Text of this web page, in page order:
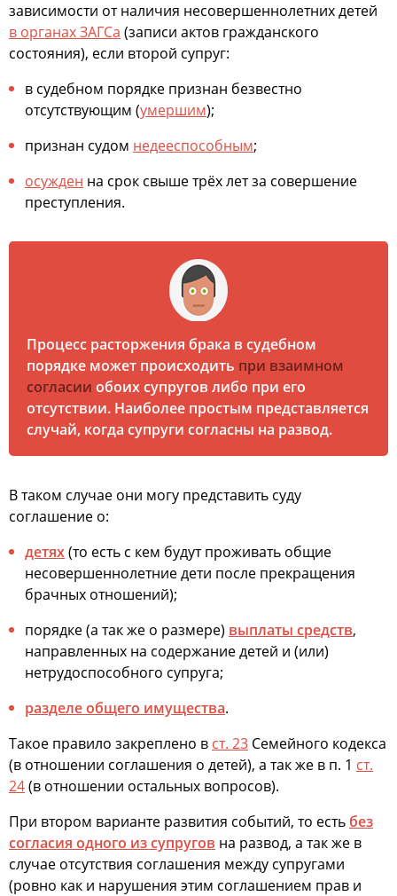
зависимости от наличия несовершеннолетних детей
в органах ЗАГСа (записи актов гражданского
состояния), если второй супруг:
в судебном порядке признан безвестно
отсутствующим (умершим);
признан судом недееспособным;
осужден на срок свыше трёх лет за совершение
преступления.
Процесс расторжения брака в судебном
порядке может происходить при взаимном
согласии обоих супругов либо при его
отсутствии. Наиболее простым представляется
случай, когда супруги согласны на развод.
В таком случае они могу представить суду
соглашение о:
детях(то есть с кем будут проживать общие
несовершеннолетние дети после прекращения
брачных отношений);
порядке (а так же о размере) выплаты средств,
направленных на содержание детей и (или)
нетрудоспособного супруга;
разделе общего имущества.
Такое правило закреплено в ст. 23 Семейного кодекса
(в отношении соглашения о детей), а так же в п. 1 ст.
24(в отношении остальных вопросов).
При втором варианте развития событий, то естьбез
согласия одного из супругов на развод, а так же в
случае отсутствия соглашения между супругами
(ровно как и нарушения этим соглашением прав и